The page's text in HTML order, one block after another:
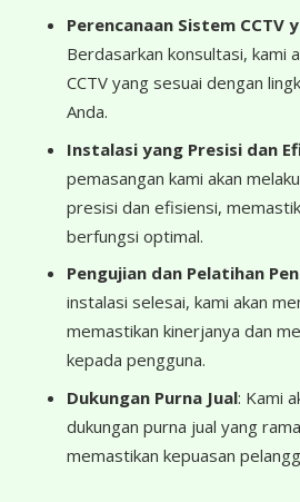
Perencanaan Sistem CCTV
Berdasarkan konsultasi, kami
CCTV yang sesuai dengan
Anda.
Instalasi yang Presisi dan
pemasangan kami akan
presisi dan efisiensi,
berfungsi optimal.
Pengujian dan Pelatihan
instalasi selesai, kami akan
memastikan kinerjanya dan
kepada pengguna.
Dukungan Purna Jual: Kami
dukungan purna jual yang
memastikan kepuasan